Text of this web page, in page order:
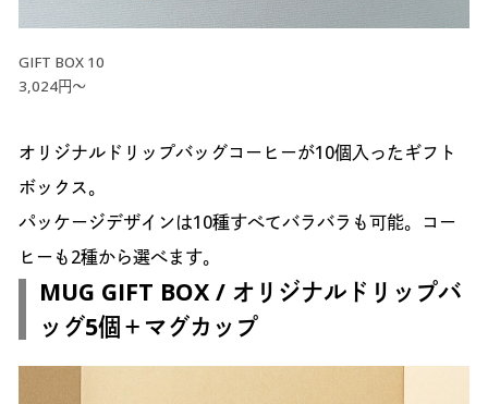
GIFT BOX 10
3,024円～
オリジナルドリップバッグコーヒーが10個入ったギフト
ボックス。
パッケージデザインは10種すべてバラバラも可能。コー
ヒーも2種から選べます。
MUG GIFT BOX / オリジナルドリップバ
ッグ5個＋マグカップ